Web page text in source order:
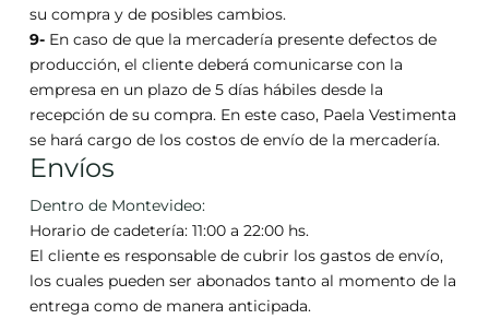
su compra y de posibles cambios.
9-En caso de que la mercadería presente defectos de
producción, el cliente deberá comunicarse con la
empresa en un plazo de 5 días hábiles desde la
recepción de su compra. En este caso, Paela Vestimenta
se hará cargo de los costos de envío de la mercadería.
Envíos
Dentro de Montevideo:
Horario de cadetería: 11:00 a 22:00 hs.
El cliente es responsable de cubrir los gastos de envío,
los cuales pueden ser abonados tanto al momento de la
entrega como de manera anticipada.